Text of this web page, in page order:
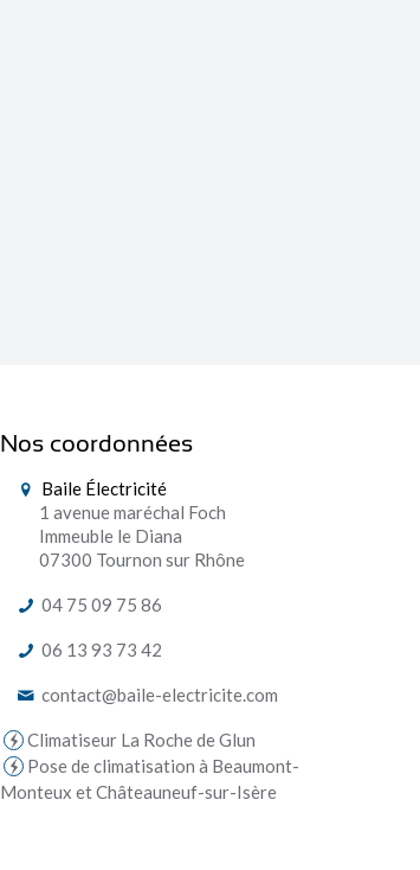
Nos coordonnées
Baile Électricité
1 avenue maréchal Foch
Immeuble le Diana
07300 Tournon sur Rhône
04 75 09 75 86
06 13 93 73 42
contact@baile-electricite.com
Climatiseur La Roche de Glun
Pose de climatisation à Beaumont-
Monteux et Châteauneuf-sur-Isère